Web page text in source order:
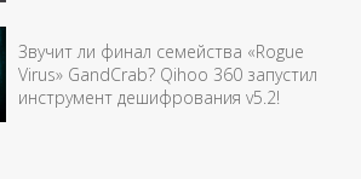
Звучит ли финал семейства «Rogue
Virus» GandCrab? Qihoo 360 запустил
инструмент дешифрования v5.2!